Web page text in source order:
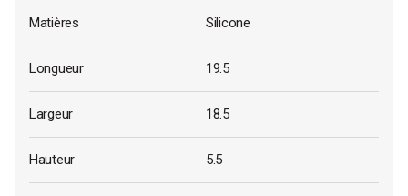
Matières Silicone
Longueur 19.5
Largeur 18.5
Hauteur 5.5